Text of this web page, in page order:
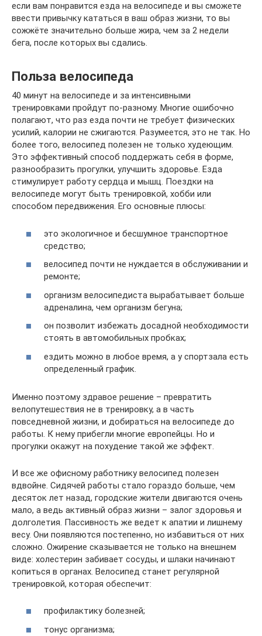
если вам понравится езда на велосипеде и вы сможете
ввести привычку кататься в ваш образ жизни, то вы
сожжёте значительно больше жира, чем за 2 недели
бега, после которых вы сдались.
Польза велосипеда
40 минут на велосипеде и за интенсивными
тренировками пройдут по-разному. Многие ошибочно
полагают, что раз езда почти не требует физических
усилий, калории не сжигаются. Разумеется, это не так. Но
более того, велосипед полезен не только худеющим.
Это эффективный способ поддержать себя в форме,
разнообразить прогулки, улучшить здоровье. Езда
стимулирует работу сердца и мышц. Поездки на
велосипеде могут быть тренировкой, хобби или
способом передвижения. Его основные плюсы:
это экологичное и бесшумное транспортное
средство;
велосипед почти не нуждается в обслуживании и
ремонте;
организм велосипедиста вырабатывает больше
адреналина, чем организм бегуна;
он позволит избежать досадной необходимости
стоять в автомобильных пробках;
ездить можно в любое время, а у спортзала есть
определенный график.
Именно поэтому здравое решение – превратить
велопутешествия не в тренировку, а в часть
повседневной жизни, и добираться на велосипеде до
работы. К нему прибегли многие европейцы. Но и
прогулки окажут на похудение такой же эффект.
И все же офисному работнику велосипед полезен
вдвойне. Сидячей работы стало гораздо больше, чем
десяток лет назад, городские жители двигаются очень
мало, а ведь активный образ жизни – залог здоровья и
долголетия. Пассивность же ведет к апатии и лишнему
весу. Они появляются постепенно, но избавиться от них
сложно. Ожирение сказывается не только на внешнем
виде: холестерин забивает сосуды, и шлаки начинают
копиться в органах. Велосипед станет регулярной
тренировкой, которая обеспечит:
профилактику болезней;
тонус организма;